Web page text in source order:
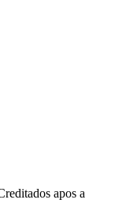
apos a